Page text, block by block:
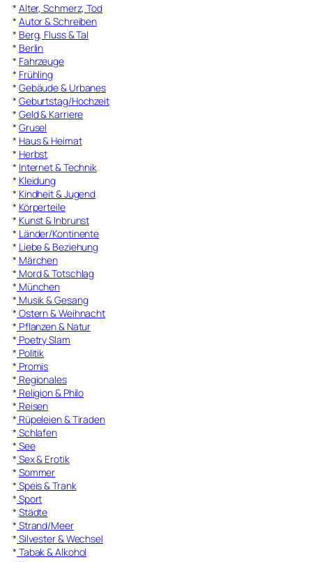
* Alter, Schmerz, Tod
* Autor & Schreiben
* Berg, Fluss & Tal
* Berlin
* Fahrzeuge
* Frühling
* Gebäude & Urbanes
* Geburtstag/Hochzeit
* Geld & Karriere
* Grusel
* Haus & Heimat
* Herbst
* Internet & Technik
* Kleidung
* Kindheit & Jugend
* Körperteile
* Kunst & Inbrunst
* Länder/Kontinente
* Liebe & Beziehung
* Märchen
* Mord & Totschlag
* München
* Musik & Gesang
* Ostern & Weihnacht
* Pflanzen & Natur
* Poetry Slam
* Politik
* Promis
* Regionales
* Religion & Philo
* Reisen
* Rüpeleien & Tiraden
* Schlafen
* See
* Sex & Erotik
* Sommer
* Speis & Trank
* Sport
* Städte
* Strand/Meer
* Silvester & Wechsel
* Tabak & Alkohol